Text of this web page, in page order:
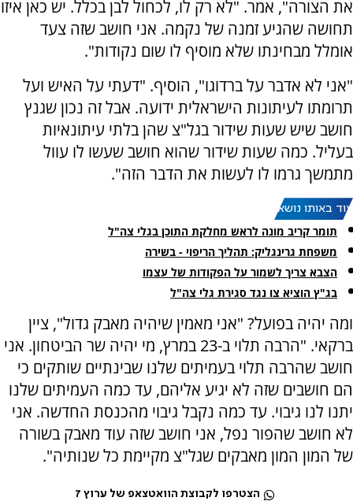
את הצורה", אמר. "לא רק לו, לכחול לבן בכלל. יש כאן איזו
תחושה שהגיע זמנה של נקמה. אני חושב שזה צעד
אומלל מבחינתו שלא מוסיף לו שום נקודות".
"אני לא אדבר על ברדוגו", הוסיף. "דעתי על האיש ועל
תרומתו לעיתונות הישראלית ידועה. אבל זה נכון שגנץ
חושב שיש שעות שידור בגל"צ שהן בלתי עיתונאיות
בעליל. כמה שעות שידור שהוא חושב שעשו לו עוול
מתמשך גרמו לו לעשות את הדבר הזה".
עוד באותו נושא:
תומר קריב מונה לראש מחלקת התוכן בגלי צה"ל
משפחת גרינגליק: תהליך הריפוי - בשירה
הצבא צריך לשמור על הפקודות של עצמו
בג"ץ הוציא צו נגד סגירת גלי צה"ל
ומה יהיה בפועל? "אני מאמין שיהיה מאבק גדול", ציין
ברקאי. "הרבה תלוי ב-23 במרץ, מי יהיה שר הביטחון. אני
חושב שהרבה תלוי בעמיתים שלנו שבינתיים שותקים כי
הם חושבים שזה לא יגיע אליהם, עד כמה העמיתים שלנו
יתנו לנו גיבוי. עד כמה נקבל גיבוי מהכנסת החדשה. אני
לא חושב שהפור נפל, אני חושב שזה עוד מאבק בשורה
של המון המון מאבקים שגל"צ מקיימת כל שנותיה".
הצטרפו לקבוצת הוואטצאפ של ערוץ 7